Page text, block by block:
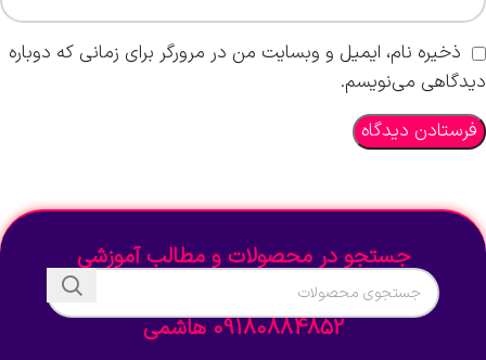
ذخیره نام، ایمیل و وبسایت من در مرورگر برای زمانی که دوباره
دیدگاهی می‌نویسم.
جستجو در محصولات و مطالب آموزشی
09180884852 هاشمی